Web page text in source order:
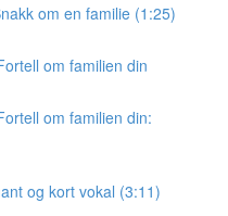
om en familie (1:25)
om familien din
om familien din:
og kort vokal (3:11)